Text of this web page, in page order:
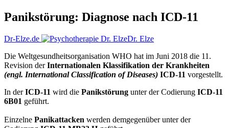
Panikstörung: Diagnose nach ICD-11
Dr-Elze.de
Dr. Elze
Die Weltgesundheitsorganisation WHO hat im Juni 2018 die 11.
Revision derInternationalen Klassifikation der Krankheiten
(engl. International Classification of Diseases) ICD-11 vorgestellt.
In derICD-11 wird die Panikstörung unter der Codierung ICD-11
6B01 geführt.
Einzelne Panikattacken werden demgegenüber unter der